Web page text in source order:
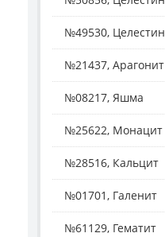
№49530, Целестин
№21437, Арагонит
№08217, Яшма
№25622, Монацит
№28516, Кальцит
№01701, Галенит
№61129, Гематит